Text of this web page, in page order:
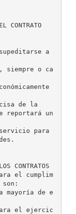
CONTRATO
a
siempre o ca
de la
reportará un
para
CONTRATOS
el cumplim
mayoría de e
el ejercic